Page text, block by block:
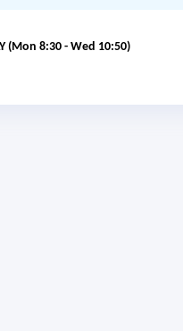
(Mon 8:30 - Wed 10:50)